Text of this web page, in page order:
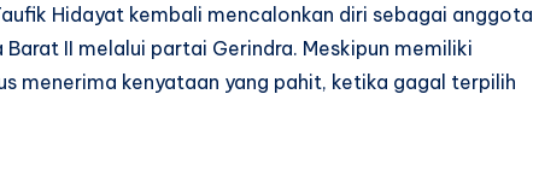
Hidayat kembali mencalonkan diri sebagai anggota
Barat II melalui partai Gerindra. Meskipun memiliki
menerima kenyataan yang pahit, ketika gagal terpilih